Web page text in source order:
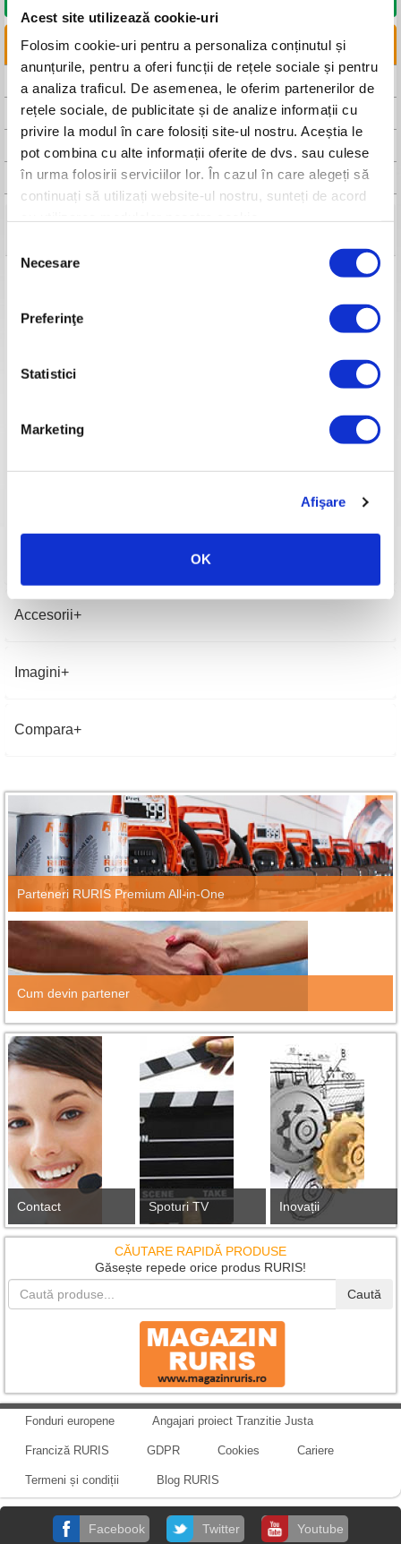
Acest site utilizează cookie-uri
Folosim cookie-uri pentru a personaliza conținutul și
anunțurile, pentru a oferi funcții de rețele sociale și pentru
a analiza traficul. De asemenea, le oferim partenerilor de
rețele sociale, de publicitate și de analize informații cu
privire la modul în care folosiți site-ul nostru. Aceștia le
pot combina cu alte informații oferite de dvs. sau culese
în urma folosirii serviciilor lor. În cazul în care alegeți să
continuați să utilizați website-ul nostru, sunteți de acord
consimțământului
Necesare
Preferinţe
Statistici
Marketing
Afişare
OK
LINKURI UTILE
CAUTA DISTRIBUITOR
CAUTA SERVICE
FISA TEHNICA
MANUAL DE UTILIZARE
RURIS 999K
Ciclu de funcționare
4 timpi
7.5 CP
Electronic
Pornire
Manuală
Benzină fără plumb
Capacitate rezervor
1.4l
Trepte de viteză
1 înainte
580 mm
Accesorii
Imagini
Compara
Parteneri RURIS Premium All-in-One
Cum devin partener
Contact Spoturi TV Inovații
CĂUTARE RAPIDĂ PRODUSE
Găsește repede orice produs RURIS!
Caută
Fonduri europene Angajari proiect Tranzitie Justa
Franciză RURIS GDPR Cookies Cariere
Termeni și condiții Blog RURIS
Facebook Twitter Youtube